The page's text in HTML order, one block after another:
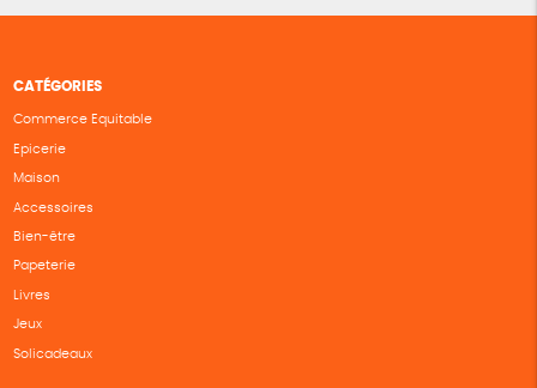
CATÉGORIES
Commerce Equitable
Epicerie
Maison
Accessoires
Bien-être
Papeterie
Livres
Jeux
Solicadeaux